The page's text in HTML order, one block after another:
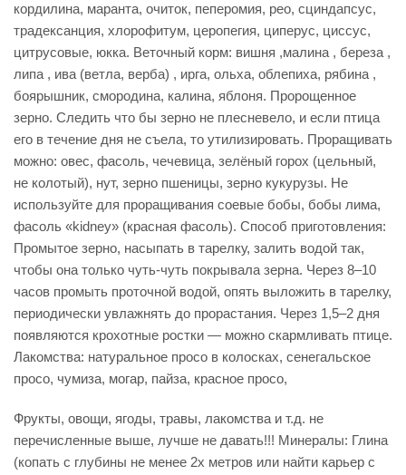
кордилина, маранта, очиток, пеперомия, рео, сциндапсус,
традексанция, хлорофитум, церопегия, циперус, циссус,
цитрусовые, юкка. Веточный корм: вишня ,малина , береза ,
липа , ива (ветла, верба) , ирга, ольха, облепиха, рябина ,
боярышник, смородина, калина, яблоня. Пророщенное
зерно. Следить что бы зерно не плесневело, и если птица
его в течение дня не съела, то утилизировать. Проращивать
можно: овес, фасоль, чечевица, зелёный горох (цельный,
не колотый), нут, зерно пшеницы, зерно кукурузы. Не
используйте для проращивания соевые бобы, бобы лима,
фасоль «kidney» (красная фасоль). Способ приготовления:
Промытое зерно, насыпать в тарелку, залить водой так,
чтобы она только чуть-чуть покрывала зерна. Через 8–10
часов промыть проточной водой, опять выложить в тарелку,
периодически увлажнять до прорастания. Через 1,5–2 дня
появляются крохотные ростки — можно скармливать птице.
Лакомства: натуральное просо в колосках, сенегальское
просо, чумиза, могар, пайза, красное просо,
Фрукты, овощи, ягоды, травы, лакомства и т.д. не
перечисленные выше, лучше не давать!!! Минералы: Глина
(копать с глубины не менее 2х метров или найти карьер с